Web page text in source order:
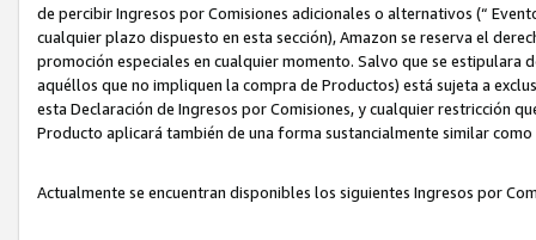
de percibir Ingresos por Comisiones adicionales o alternativos (“
cualquier plazo dispuesto en esta sección), Amazon se reserva el
promoción especiales en cualquier momento. Salvo que se
aquéllos que no impliquen la compra de Productos) está sujeta a
esta Declaración de Ingresos por Comisiones, y cualquier restricción
Producto aplicará también de una forma sustancialmente similar
Actualmente se encuentran disponibles los siguientes Ingresos por